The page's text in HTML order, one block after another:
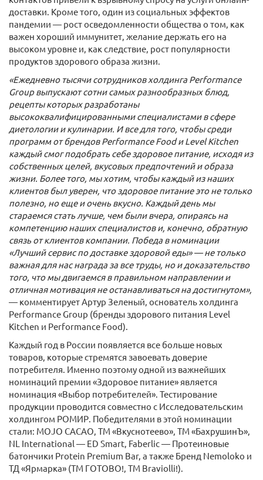
доставки. Кроме того, один из социальных эффектов
пандемии — рост осведомленности общества о том, как
важен хороший иммунитет, желание держать его на
высоком уровне и, как следствие, рост популярности
продуктов здорового образа жизни.
«Ежедневно тысячи сотрудников холдинга Performance
Group выпускают сотни самых разнообразных блюд,
рецепты которых разработаны
высококвалифицированными специалистами в сфере
диетологии и кулинарии. И все для того, чтобы среди
программ от брендов Performance Food и Level Kitchen
каждый смог подобрать себе здоровое питание, исходя из
собственных целей, вкусовых предпочтений и образа
жизни. Более того, мы хотим, чтобы каждый из наших
клиентов был уверен, что здоровое питание это не только
полезно, но еще и очень вкусно. Каждый день мы
стараемся стать лучше, чем были вчера, опираясь на
компетенцию наших специалистов и, конечно, обратную
связь от клиентов компании. Победа в номинации
«Лучший сервис по доставке здоровой еды» — не только
важная для нас награда за все труды, но и доказательство
того, что мы двигаемся в правильном направлении и
отличная мотивация не останавливаться на достигнутом»,
— комментирует Артур Зеленый, основатель холдинга
Performance Group (бренды здорового питания Level
Kitchen и Performance Food).
Каждый год в России появляется все больше новых
товаров, которые стремятся завоевать доверие
потребителя. Именно поэтому одной из важнейших
номинаций премии «Здоровое питание» является
номинация «Выбор потребителей». Тестирование
продукции проводится совместно с Исследовательским
холдингом РОМИР. Победителями в этой номинации
стали: MOJO CACAO, ТМ «Вкуснотеево», ТМ «БахрушинЪ»,
NL International — ED Smart, Faberlic — Протеиновые
батончики Protein Premium Bar, а также Бренд Nemoloko и
ТД «Ярмарка» (ТМ ГОТОВО!, ТМ Braviolli!).